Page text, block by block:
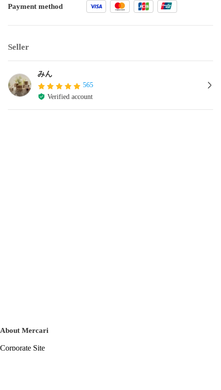
Payment method
Seller
みん
565
Verified account
About Mercari
Corporate Site